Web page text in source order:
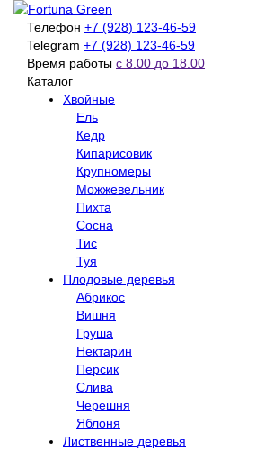
Телефон +7 (928) 123-46-59
Telegram +7 (928) 123-46-59
Время работы с 8.00 до 18.00
Каталог
Хвойные
Ель
Кедр
Кипарисовик
Крупномеры
Можжевельник
Пихта
Сосна
Тис
Туя
Плодовые деревья
Абрикос
Вишня
Груша
Нектарин
Персик
Слива
Черешня
Яблоня
Лиственные деревья